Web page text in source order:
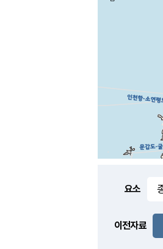
-
요소
이전자료